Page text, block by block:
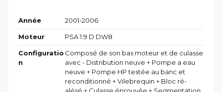
Année 2001-2006
Moteur PSA 1.9 D DW8
Configuratio
n
Composé de son bas moteur et de culasse
avec - Distribution neuve + Pompe a eau
neuve + Pompe HP testée au banc et
reconditionné + Vilebrequin + Bloc ré-